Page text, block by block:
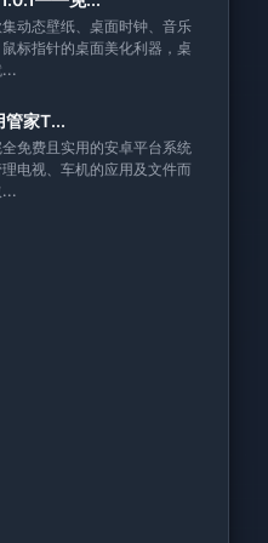
集动态壁纸、桌面时钟、音乐
标指针的桌面美化利器，桌
...
家T...
免费且实用的安卓平台系统
电视、车机的应用及文件而
...